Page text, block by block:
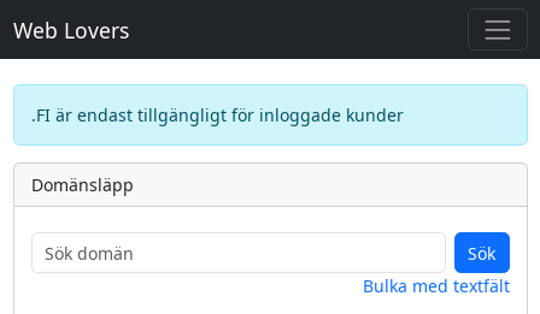
Web Lovers
.FI är endast tillgängligt för inloggade kunder
Domänsläpp
Sök
Bulka med textfält